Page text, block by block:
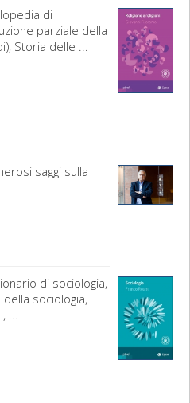
di
parziale della
Storia delle ...
saggi sulla
di sociologia,
sociologia,
...